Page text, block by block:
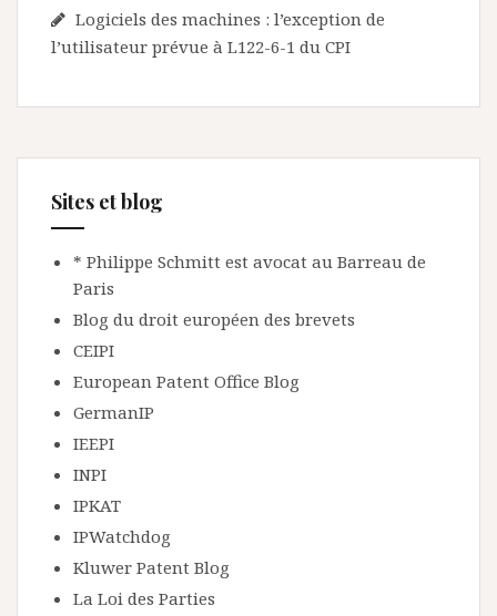
Logiciels des machines : l’exception de
l’utilisateur prévue à L122-6-1 du CPI
Sites et blog
* Philippe Schmitt est avocat au Barreau de
Paris
Blog du droit européen des brevets
CEIPI
European Patent Office Blog
GermanIP
IEEPI
INPI
IPKAT
IPWatchdog
Kluwer Patent Blog
La Loi des Parties